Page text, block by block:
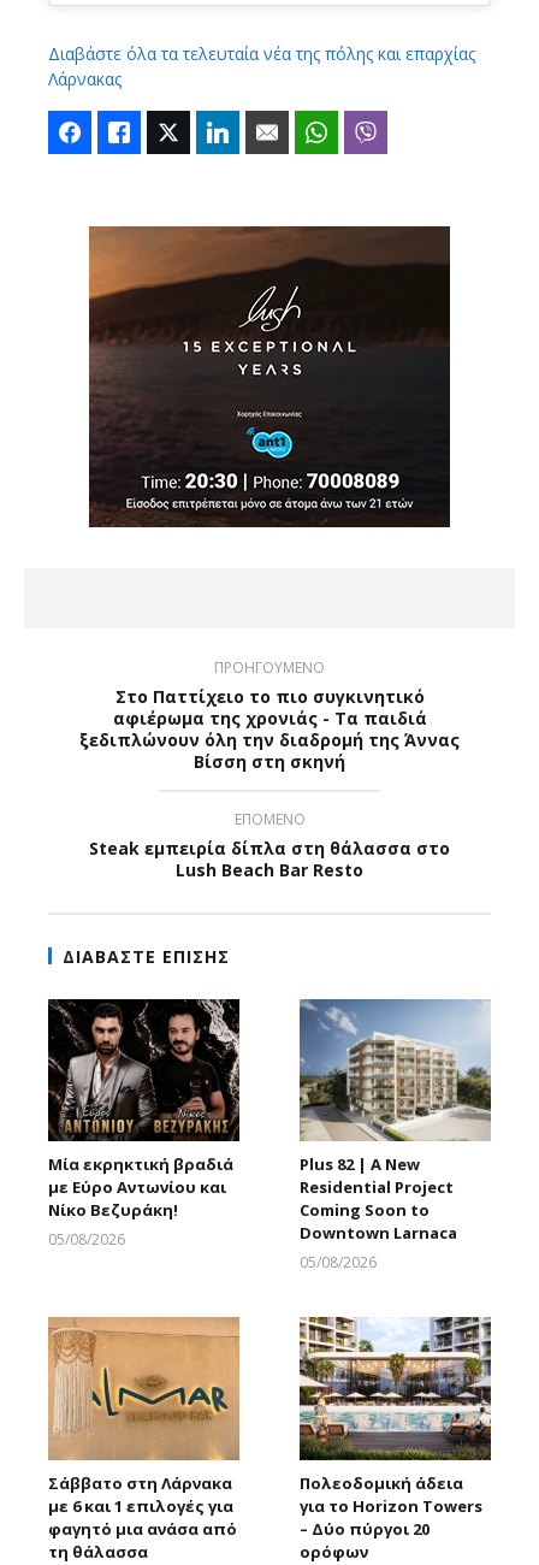
Διαβάστε όλα τα τελευταία νέα της πόλης και επαρχίας
Λάρνακας
FacebookLike Twitter LinkedIn Email WhatsApp
ΠΡΟΗΓΟΥΜΕΝΟ
Στο Παττίχειο το πιο συγκινητικό
αφιέρωμα της χρονιάς - Τα παιδιά
ξεδιπλώνουν όλη την διαδρομή της Άννας
Βίσση στη σκηνή
ΕΠΟΜΕΝΟ
Steak εμπειρία δίπλα στη θάλασσα στο
Lush Beach Bar Resto
ΔΙΑΒΑΣΤΕ ΕΠΙΣΗΣ
Μία εκρηκτική βραδιά
με Εύρο Αντωνίου και
Νίκο Βεζυράκη!
05/08/2026
Plus 82 | A New
Residential Project
Coming Soon to
Downtown Larnaca
05/08/2026
Σάββατο στη Λάρνακα
με 6 και 1 επιλογές για
φαγητό μια ανάσα από
τη θάλασσα
Πολεοδομική άδεια
για το Horizon Towers
– Δύο πύργοι 20
ορόφων